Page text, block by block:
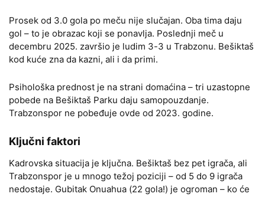
Prosek od 3.0 gola po meču nije slučajan. Oba tima daju
gol – to je obrazac koji se ponavlja. Poslednji meč u
decembru 2025. završio je ludim 3-3 u Trabzonu. Bešiktaš
kod kuće zna da kazni, ali i da primi.
Psihološka prednost je na strani domaćina – tri uzastopne
pobede na Bešiktaš Parku daju samopouzdanje.
Trabzonspor ne pobeđuje ovde od 2023. godine.
Ključni faktori
Kadrovska situacija je ključna. Bešiktaš bez pet igrača, ali
Trabzonspor je u mnogo težoj poziciji – od 5 do 9 igrača
nedostaje. Gubitak Onuahua (22 gola!) je ogroman – ko će